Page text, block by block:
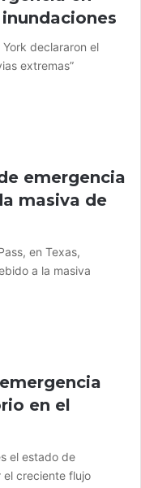
declararon el
extremas”
emergencia
masiva de
en Texas,
a la masiva
en el
el estado de
creciente flujo